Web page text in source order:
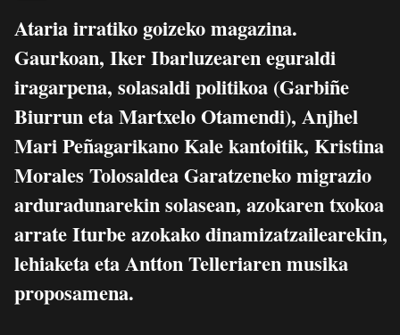
Ataria irratiko goizeko magazina.
Gaurkoan, Iker Ibarluzearen eguraldi
iragarpena, solasaldi politikoa (Garbiñe
Biurrun eta Martxelo Otamendi), Anjhel
Mari Peñagarikano Kale kantoitik, Kristina
Morales Tolosaldea Garatzeneko migrazio
arduradunarekin solasean, azokaren txokoa
arrate Iturbe azokako dinamizatzailearekin,
lehiaketa eta Antton Telleriaren musika
proposamena.